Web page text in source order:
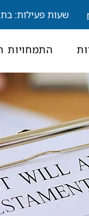
שעות פעילות:
התמחויות